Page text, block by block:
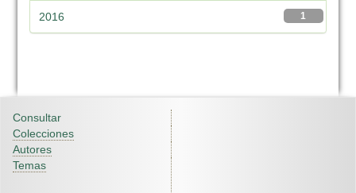
1
2016
Consultar
Colecciones
Autores
Temas